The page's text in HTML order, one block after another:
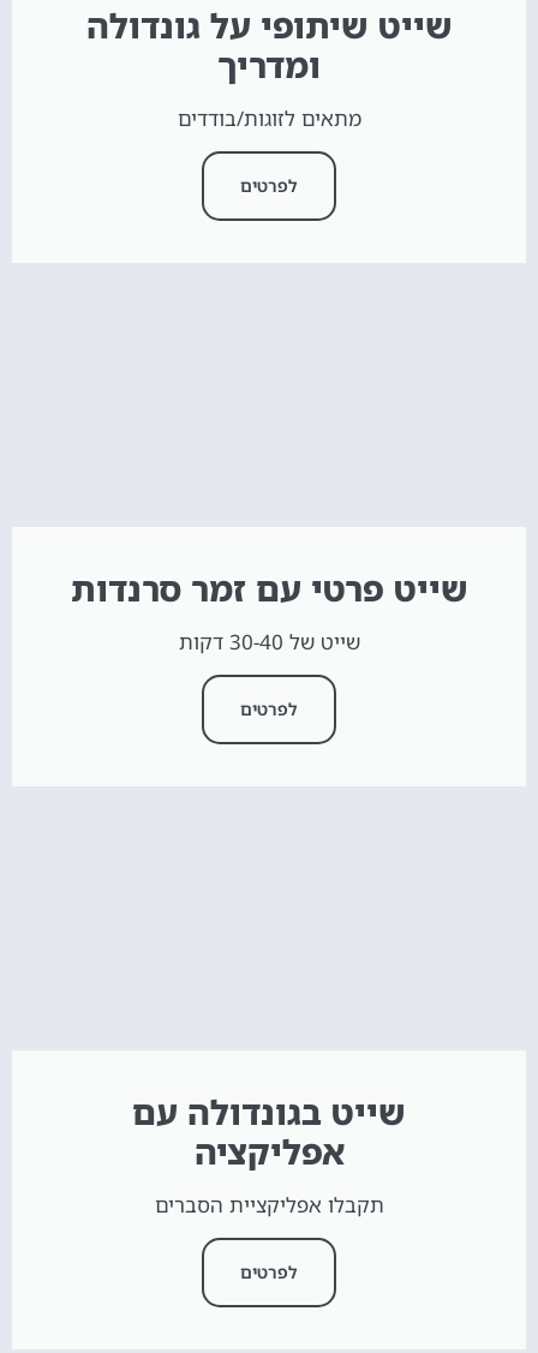
שייט שיתופי על גונדולה
ומדריך
מתאים לזוגות/בודדים
לפרטים
שייט פרטי עם זמר סרנדות
שייט של 30-40 דקות
לפרטים
שייט בגונדולה עם
אפליקציה
תקבלו אפליקציית הסברים
לפרטים